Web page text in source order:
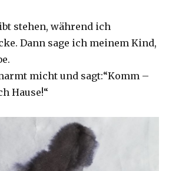
stehen, während ich
Dann sage ich meinem Kind,
micht und sagt:“Komm –
Hause!“